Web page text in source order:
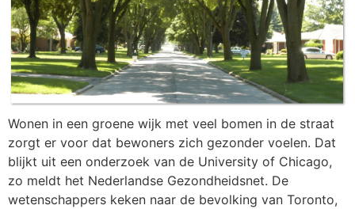
Wonen in een groene wijk met veel bomen in de straat
zorgt er voor dat bewoners zich gezonder voelen. Dat
blijkt uit een onderzoek van de University of Chicago,
zo meldt het Nederlandse Gezondheidsnet. De
wetenschappers keken naar de bevolking van Toronto,